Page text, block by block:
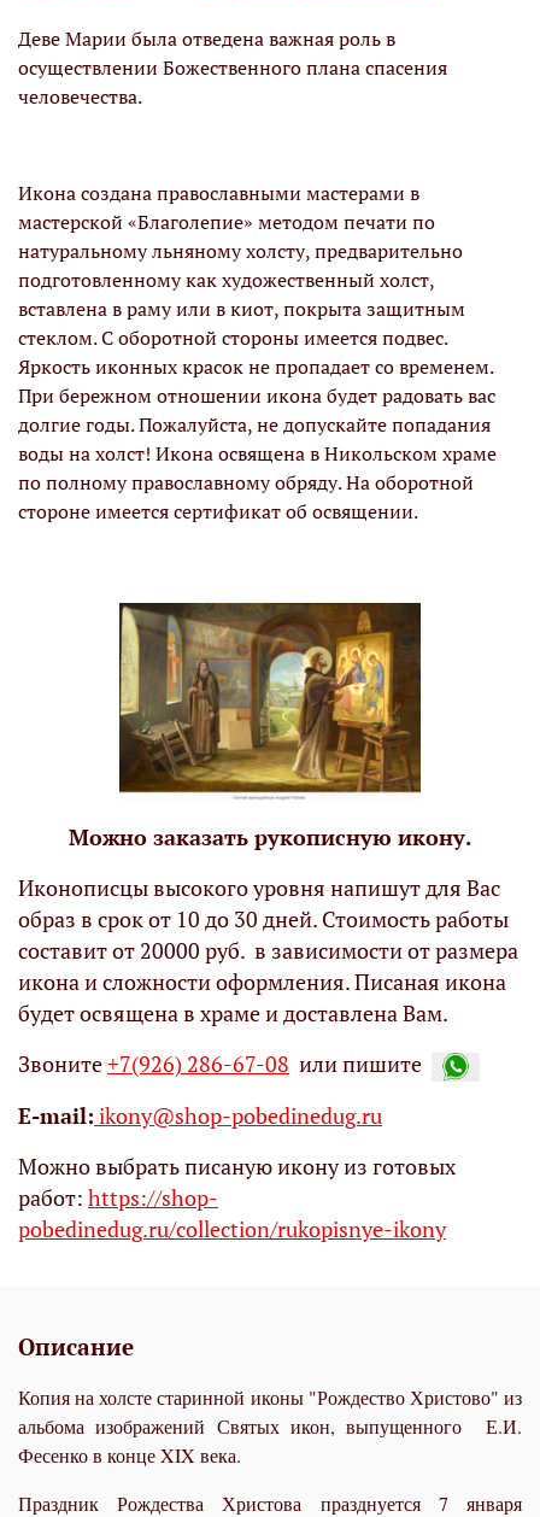
Деве Марии была отведена важная роль в
осуществлении Божественного плана спасения
человечества.
Икона создана православными мастерами в
мастерской «Благолепие» методом печати по
натуральному льняному холсту, предварительно
подготовленному как художественный холст,
вставлена в раму или в киот, покрыта защитным
стеклом. С оборотной стороны имеется подвес.
Яркость иконных красок не пропадает со временем.
При бережном отношении икона будет радовать вас
долгие годы. Пожалуйста, не допускайте попадания
воды на холст! Икона освящена в Никольском храме
по полному православному обряду. На оборотной
стороне имеется сертификат об освящении.
Можно заказать рукописную икону.
Иконописцы высокого уровня напишут для Вас
образ в срок от 10 до 30 дней. Стоимость работы
составит от 20000 руб. в зависимости от размера
икона и сложности оформления. Писаная икона
будет освящена в храме и доставлена Вам.
Звоните+7(926) 286-67-08 или пишите
Е-mail: ikony@shop-pobedinedug.ru
Можно выбрать писаную икону из готовых
работ: https://shop-
pobedinedug.ru/collection/rukopisnye-ikony
Описание
Копия на холсте старинной иконы "Рождество Христово" из
альбома изображений Святых икон, выпущенного Е.И.
Фесенко в конце XIX века.
Праздник Рождества Христова празднуется 7 января